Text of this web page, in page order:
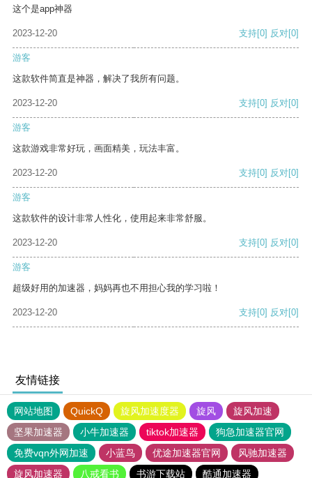
这个是app神器
2023-12-20 支持[0] 反对[0]
游客
这款软件简直是神器，解决了我所有问题。
2023-12-20 支持[0] 反对[0]
游客
这款游戏非常好玩，画面精美，玩法丰富。
2023-12-20 支持[0] 反对[0]
游客
这款软件的设计非常人性化，使用起来非常舒服。
2023-12-20 支持[0] 反对[0]
游客
超级好用的加速器，妈妈再也不用担心我的学习啦！
2023-12-20 支持[0] 反对[0]
友情链接
网站地图 QuickQ 旋风加速度器 旋风
旋风加速
坚果加速器
小牛加速器 tiktok加速器
狗急加速器官网
免费vqn外网加速
小蓝鸟 优途加速器官网
风驰加速器
旋风加速器
八戒看书 书游下载站 酷通加速器